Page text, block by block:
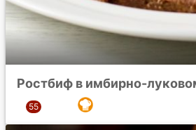
Ростбиф в имбирно-